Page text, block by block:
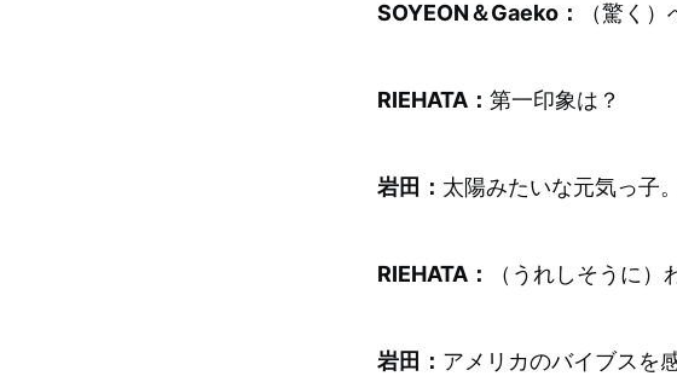
SOYEON＆Gaeko： （驚く
RIEHATA： 第一印象は？
岩田： 太陽みたいな元気っ子
RIEHATA： （うれしそうに
岩田： アメリカのバイブスを